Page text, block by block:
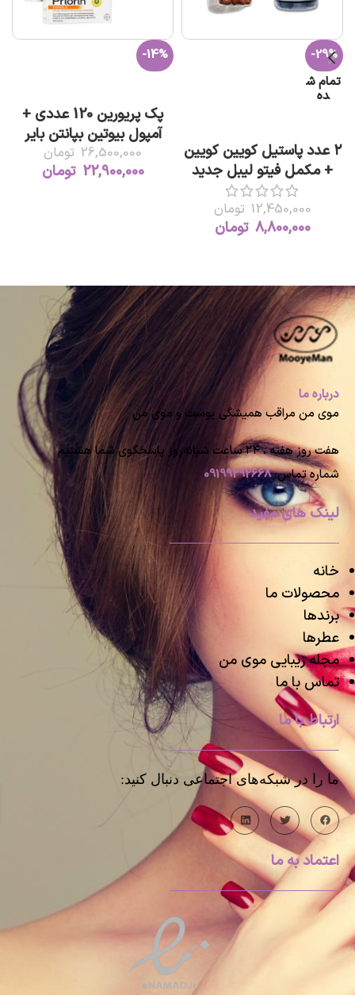
-29%
تمام ش
ده
۲ عدد پاستیل کویین کویین
+ مکمل فیتو لیبل جدید
12,450,000 تومان
8,800,000 تومان
-14%
پک پریورین 120 عددی +
آمپول بیوتین بپانتن بایر
26,500,000 تومان
22,900,000 تومان
درباره ما
موی من مراقب همیشگی پوست و موی من
هفت روز هفته ، ۲۴ ساعت شبانه‌روز پاسخگوی شما هستیم
شماره تماس:09199292668
لینک های مفید
خانه
محصولات ما
برندها
عطرها
مجله زیبایی موی من
تماس با ما
ارتباط با ما
ما را در شبکه‌های اجتماعی دنبال کنید:
اعتماد به ما